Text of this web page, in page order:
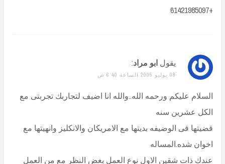
+61421985097
يقول ابو مراد:
08 يوليو 2005 الساعة 6:40 ص
السلام عليكم ورحمه الله..والله انا اضيف لتجاربك تجربتى مع
الكل عشرين سنه
قضيتها فى الوضيفه بديتها مع الامريكان والانكليز وانهيتها مع
اخوان شده.المساله
عندك ذات شقين الاول نوع العمل بغض النظر مع من العمل